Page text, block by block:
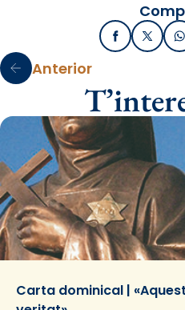
Facebook
X /
Anterior
Carta dominical |